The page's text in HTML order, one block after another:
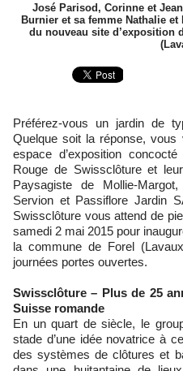
José Parisod, Corinne et
Burnier et sa femme Nathalie
du nouveau site d’exposition
Préférez-vous un jardin de type zen ou plutôt provençal ?
Quelque soit la réponse, vous
espace d’exposition
Rouge de Swissclôture et
Paysagiste de Mollie-
Servion et Passiflore Jardin
Swissclôture vous attend de
samedi 2 mai 2015 pour
la commune de Forel
journées portes ouvertes.
Swissclôture – Plus de 25
Suisse romande
En un quart de siècle, le
stade d’une idée novatrice à
des systèmes de clôtures et